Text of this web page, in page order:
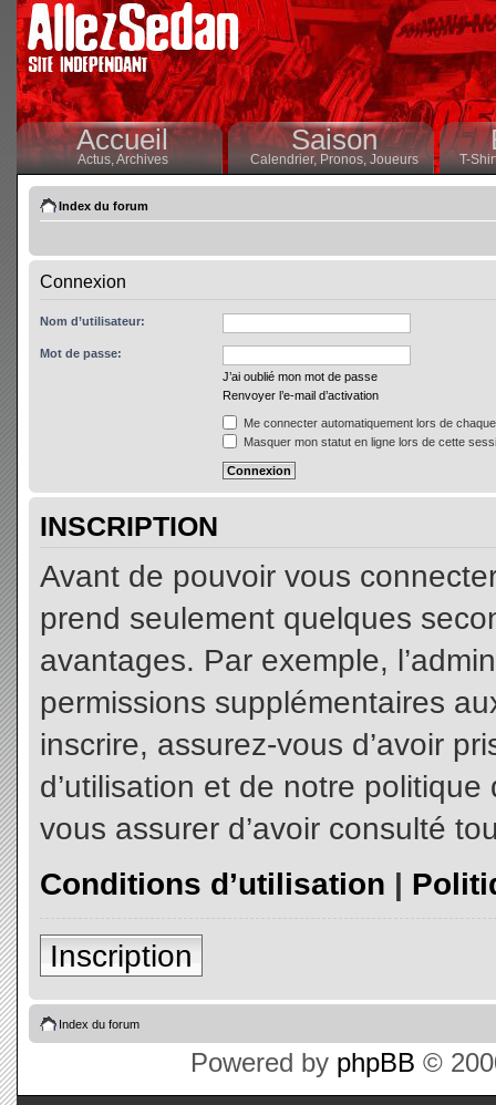
Accueil
Actus,Archives
Saison
Calendrier,Pronos, Joueurs T-
Index du forum
Connexion
Nom d’utilisateur:
Mot de passe:
J’ai oublié mon mot de passe
Renvoyer l’e-mail d’activation
Me connecter automatiquement lors de
Masquer mon statut en ligne lors de cette
INSCRIPTION
Avant de pouvoir vous
prend seulement quelques
avantages. Par exemple,
permissions supplémentaires
inscrire, assurez-vous d’avoir
d’utilisation et de notre
vous assurer d’avoir consulté
Conditions d’utilisation |
Inscription
Index du forum
Powered by phpBB ©